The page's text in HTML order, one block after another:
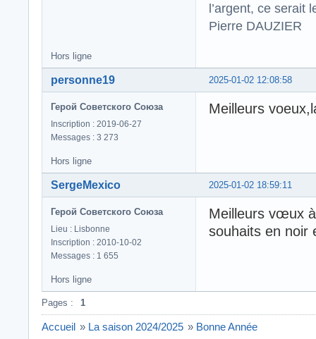
l’argent, ce serait
Pierre DAUZIER
Hors ligne
2025-01-02 12:08:58
personne19
Герой Советского Союза
Inscription : 2019-06-27
Messages : 3 273
Meilleurs
Hors ligne
2025-01-02 18:59:11
SergeMexico
Герой Советского Союза
Lieu : Lisbonne
Inscription : 2010-10-02
Messages : 1 655
Meilleurs vœux
souhaits en noir
Hors ligne
Pages : 1
Accueil » La saison 2024/2025 » Bonne Année